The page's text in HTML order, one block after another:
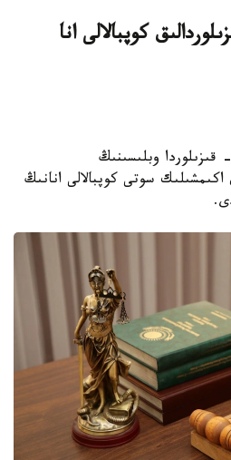
كوپبالالى انا
قىزىلوردا. KAZINFORM - قىزىلوردا وبلىسىنىڭ
اكىمشىلىك سوتى كوپبالالى انانىڭ